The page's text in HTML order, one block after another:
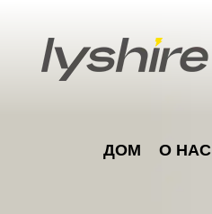
ДОМ О НАС